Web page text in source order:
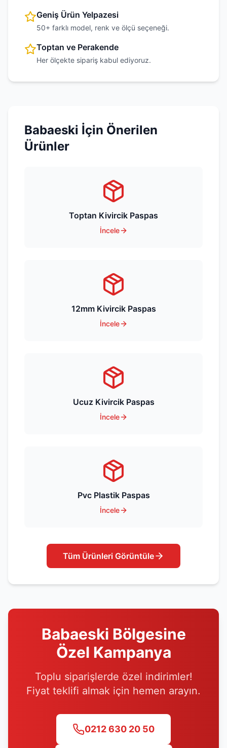
Geniş Ürün Yelpazesi
50+ farklı model, renk ve ölçü seçeneği.
Toptan ve Perakende
Her ölçekte sipariş kabul ediyoruz.
Babaeski İçin Önerilen
Ürünler
Toptan Kivircik Paspas
İncele
12mm Kivircik Paspas
İncele
Ucuz Kivircik Paspas
İncele
Pvc Plastik Paspas
İncele
Tüm Ürünleri Görüntüle
Babaeski Bölgesine
Özel Kampanya
Toplu siparişlerde özel indirimler!
Fiyat teklifi almak için hemen arayın.
0212 630 20 50